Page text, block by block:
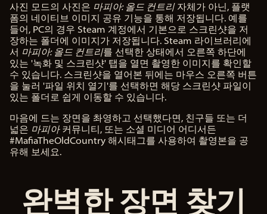
사진 모드의 사진은 마피아: 올드 컨트리자체가 아닌, 플랫
폼의 네이티브 이미지 공유 기능을 통해 저장됩니다. 예를
들어, PC의 경우 Steam 계정에서 기본으로 스크린샷을 저
장하는 폴더에 이미지가 저장됩니다. Steam 라이브러리에
서 마피아: 올드 컨트리를 선택한 상태에서 오른쪽 하단에
있는 '녹화 및 스크린샷' 탭을 열면 촬영한 이미지를 확인할
수 있습니다. 스크린샷을 열어본 뒤에는 마우스 오른쪽 버튼
을 눌러 '파일 위치 열기'를 선택하면 해당 스크린샷 파일이
있는 폴더로 쉽게 이동할 수 있습니다.
마음에 드는 장면을 촤영하고 선택했다면, 친구들 또는 더
넓은 마피아커뮤니티, 또는 소셜 미디어 어디서든
#MafiaTheOldCountry 해시태그를 사용하여 촬영본을 공
유해 보세요.
완벽한 장면 찾기